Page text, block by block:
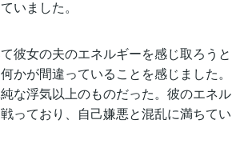
いました。
彼女の夫のエネルギーを感じ取ろうと
かが間違っていることを感じました。
な浮気以上のものだった。彼のエネル
っており、自己嫌悪と混乱に満ちてい